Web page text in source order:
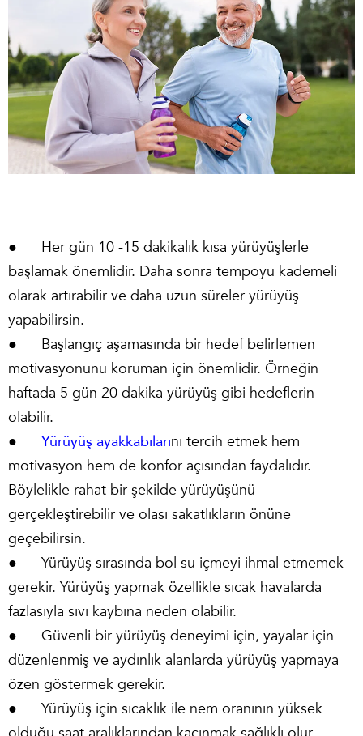
● Her gün 10 -15 dakikalık kısa yürüyüşlerle
başlamak önemlidir. Daha sonra tempoyu kademeli
olarak artırabilir ve daha uzun süreler yürüyüş
yapabilirsin.
● Başlangıç aşamasında bir hedef belirlemen
motivasyonunu koruman için önemlidir. Örneğin
haftada 5 gün 20 dakika yürüyüş gibi hedeflerin
olabilir.
● Yürüyüş ayakkabılarını tercih etmek hem
motivasyon hem de konfor açısından faydalıdır.
Böylelikle rahat bir şekilde yürüyüşünü
gerçekleştirebilir ve olası sakatlıkların önüne
geçebilirsin.
● Yürüyüş sırasında bol su içmeyi ihmal etmemek
gerekir. Yürüyüş yapmak özellikle sıcak havalarda
fazlasıyla sıvı kaybına neden olabilir.
● Güvenli bir yürüyüş deneyimi için, yayalar için
düzenlenmiş ve aydınlık alanlarda yürüyüş yapmaya
özen göstermek gerekir.
● Yürüyüş için sıcaklık ile nem oranının yüksek